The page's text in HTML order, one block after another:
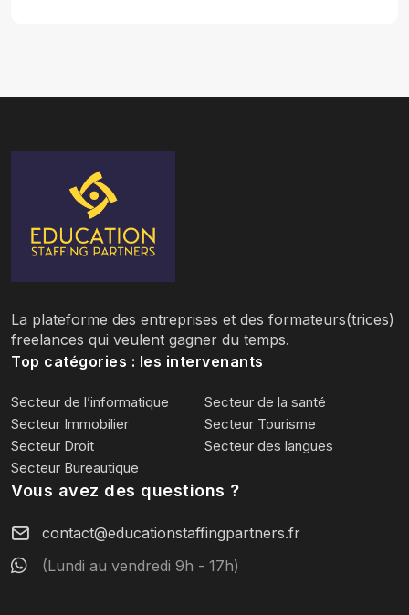
La plateforme des entreprises et des formateurs(trices)
freelances qui veulent gagner du temps.
Top catégories : les intervenants
Secteur de l’informatique
Secteur de la santé
Secteur Immobilier
Secteur Tourisme
Secteur Droit
Secteur des langues
Secteur Bureautique
Vous avez des questions ?
contact@educationstaffingpartners.fr
(Lundi au vendredi 9h - 17h)